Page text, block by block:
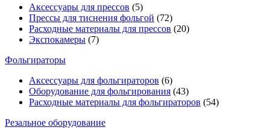
Аксессуары для прессов (5)
Прессы для тиснения фольгой (72)
Расходные материалы для прессов (20)
Экспокамеры (7)
Фольгираторы
Аксессуары для фольгираторов (6)
Оборудование для фольгирования (43)
Расходные материалы для фольгираторов (54)
Резальное оборудование